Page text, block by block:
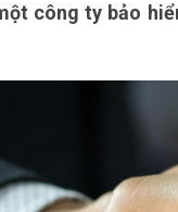
công ty bảo